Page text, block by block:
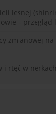
leśnej
– przegląd
zmianowej
i rtęć w